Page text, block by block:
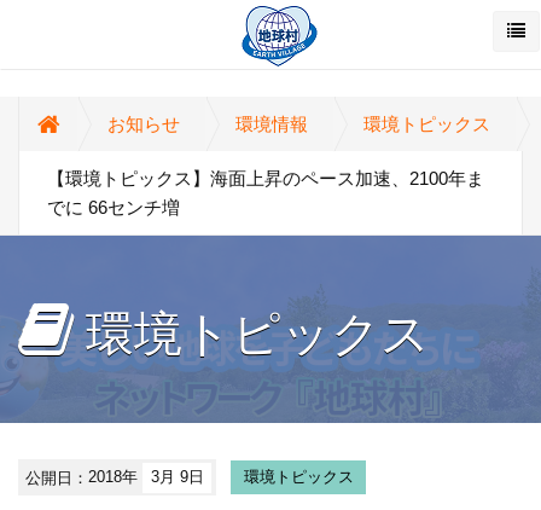
お知らせ 環境情報 環境トピックス
【環境トピックス】海面上昇のペース加速、2100年ま
でに 66センチ増
環境トピックス
公開日：2018年 3月 9日 環境トピックス